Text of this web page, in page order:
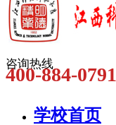
咨询热线
400-884-0791
学校首页